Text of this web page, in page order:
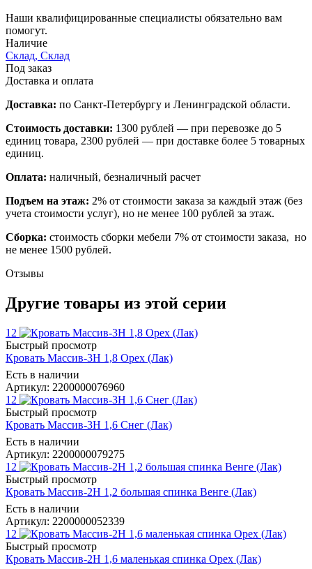
Наши квалифицированные специалисты обязательно вам
помогут.
Наличие
Склад, Склад
Под заказ
Доставка и оплата
Доставка: по Санкт-Петербургу и Ленинградской области.
Стоимость доставки: 1300 рублей — при перевозке до 5
единиц товара, 2300 рублей — при доставке более 5 товарных
единиц.
Оплата: наличный, безналичный расчет
Подъем на этаж: 2% от стоимости заказа за каждый этаж (без
учета стоимости услуг), но не менее 100 рублей за этаж.
Сборка: стоимость сборки мебели 7% от стоимости заказа, но
не менее 1500 рублей.
Отзывы
Другие товары из этой серии
12
Быстрый просмотр
Кровать Массив-3Н 1,8 Орех (Лак)
Есть в наличии
Артикул: 2200000076960
12
Быстрый просмотр
Кровать Массив-3Н 1,6 Снег (Лак)
Есть в наличии
Артикул: 2200000079275
12
Быстрый просмотр
Кровать Массив-2Н 1,2 большая спинка Венге (Лак)
Есть в наличии
Артикул: 2200000052339
12
Быстрый просмотр
Кровать Массив-2Н 1,6 маленькая спинка Орех (Лак)